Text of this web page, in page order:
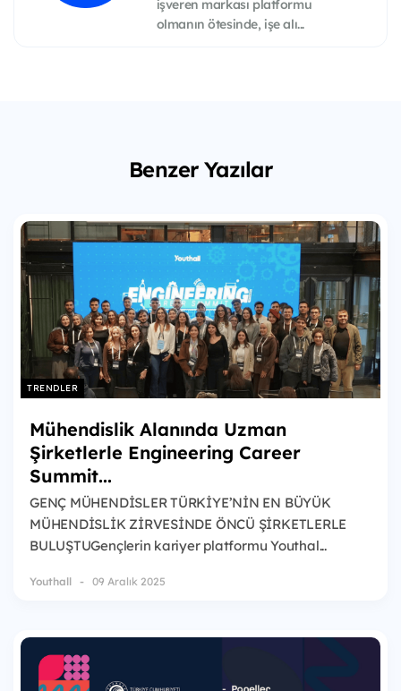
işveren markası platformu
olmanın ötesinde, işe alı...
Benzer Yazılar
TRENDLER
Mühendislik Alanında Uzman
Şirketlerle Engineering Career
Summit...
GENÇ MÜHENDİSLER TÜRKİYE’NİN EN BÜYÜK
MÜHENDİSLİK ZİRVESİNDE ÖNCÜ ŞİRKETLERLE
BULUŞTUGençlerin kariyer platformu Youthal...
Youthall 09 Aralık 2025